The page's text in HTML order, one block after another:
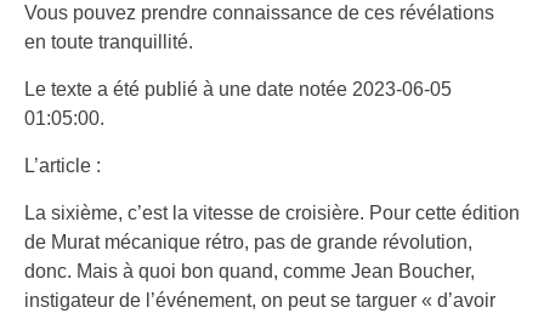
Vous pouvez prendre connaissance de ces révélations
en toute tranquillité.
Le texte a été publié à une date notée 2023-06-05
01:05:00.
L’article :
La sixième, c’est la vitesse de croisière. Pour cette édition
de Murat mécanique rétro, pas de grande révolution,
donc. Mais à quoi bon quand, comme Jean Boucher,
instigateur de l’événement, on peut se targuer « d’avoir